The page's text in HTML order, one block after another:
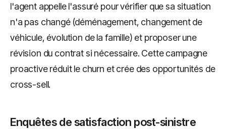
l'agent appelle l'assuré pour vérifier que sa situation
n'a pas changé (déménagement, changement de
véhicule, évolution de la famille) et proposer une
révision du contrat si nécessaire. Cette campagne
proactive réduit le churn et crée des opportunités de
cross-sell.
Enquêtes de satisfaction post-sinistre